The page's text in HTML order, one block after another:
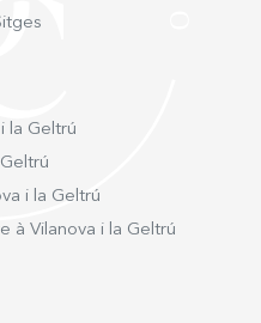
la Geltrú
i la Geltrú
à Vilanova i la Geltrú